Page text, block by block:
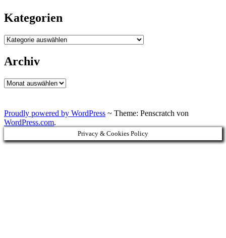
Kategorien
Kategorien
Archiv
Archiv
Proudly powered by WordPress ~ Theme: Penscratch von
WordPress.com.
Privacy & Cookies Policy